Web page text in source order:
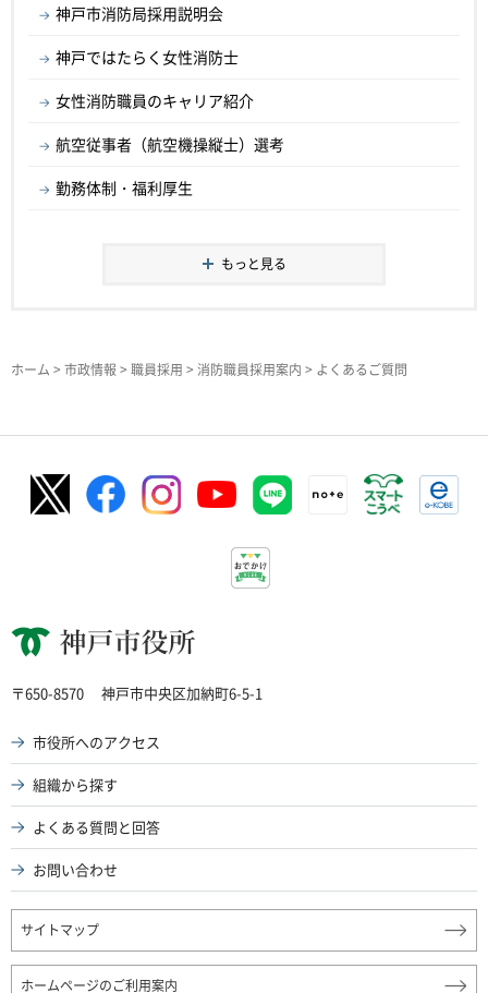
神戸市消防局採用説明会
神戸ではたらく女性消防士
女性消防職員のキャリア紹介
航空従事者（航空機操縦士）選考
勤務体制・福利厚生
もっと見る
ホーム > 市政情報 > 職員採用 > 消防職員採用案内 > よくあるご質問
神戸市役所
〒650-8570 神戸市中央区加納町6-5-1
市役所へのアクセス
組織から探す
よくある質問と回答
お問い合わせ
サイトマップ
ホームページのご利用案内